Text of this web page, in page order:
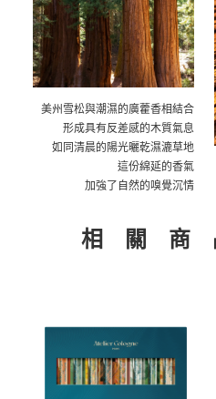
美州雪松與潮濕的廣藿香相結合
形成具有反差感的木質氣息
如同清晨的陽光曬乾濕漉草地
這份綿延的香氣
加強了自然的嗅覺沉情
相 關 商